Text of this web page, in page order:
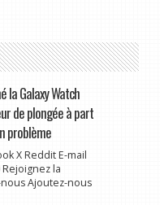
la Galaxy Watch
de plongée à part
problème
X Reddit E-mail
la
Ajoutez-nous